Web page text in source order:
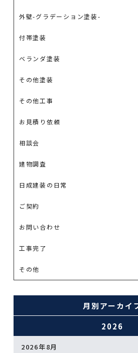
外壁-グラデーション塗装-
付帯塗装
ベランダ塗装
その他塗装
その他工事
お見積り依頼
相談会
建物調査
日成建装の日常
ご契約
お問い合わせ
工事完了
その他
月別アーカイ
2026
2026年8月